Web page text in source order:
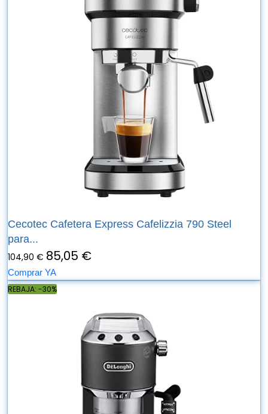
Cecotec Cafetera Express Cafelizzia 790 Steel
para...
104,90 € 85,05 €
Comprar YA
REBAJA: -30%